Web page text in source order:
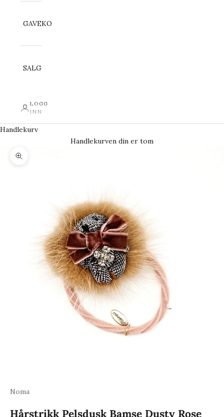
GAVEKORT
SALG
LOGG
INN
Handlekurv
Handlekurven din er tom
Forstørr
Noma
Hårstrikk Pelsdusk Bamse Dusty Rose